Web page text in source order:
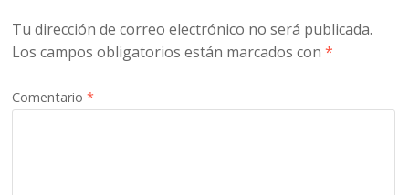
Tu dirección de correo electrónico no será publicada.
Los campos obligatorios están marcados con*
Comentario*